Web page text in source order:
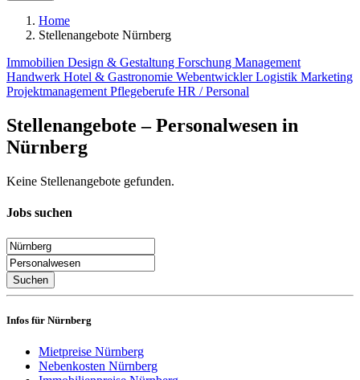
Home
Stellenangebote Nürnberg
Immobilien Design & Gestaltung Forschung Management
Handwerk Hotel & Gastronomie WebentwicklerLogistik Marketing
Projektmanagement Pflegeberufe HR / Personal
Stellenangebote – Personalwesen in
Nürnberg
Keine Stellenangebote gefunden.
Jobs suchen
Suchen
Infos für Nürnberg
Mietpreise Nürnberg
Nebenkosten Nürnberg